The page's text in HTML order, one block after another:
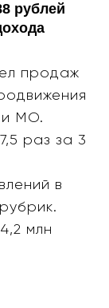
рублей
продаж
и МО.
раз за 3
в
млн